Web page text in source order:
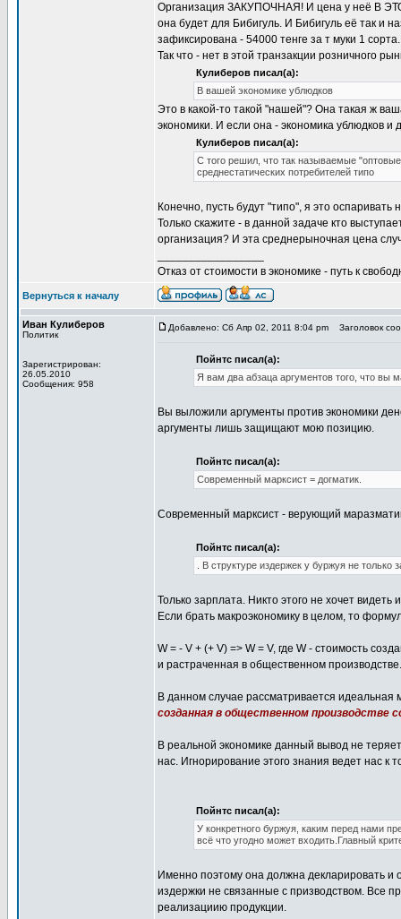
Организация ЗАКУПОЧНАЯ! И цена у неё В
она будет для Бибигуль. И Бибигуль её так и
зафиксирована - 54000 тенге за т муки 1 сорта.
Так что - нет в этой транзакции розничного
Кулиберов писал(а):
В вашей экономике ублюдков
Это в какой-то такой "нашей"? Она такая ж
экономики. И если она - экономика ублюдков и
Кулиберов писал(а):
С того решил, что так называемые
среднестатических потребителей типо
Конечно, пусть будут "типо", я это оспаривать
Только скажите - в данной задаче кто
организация? И эта среднерыночная цена
Отказ от стоимости в экономике - путь к
Вернуться к началу
Иван Кулиберов
Политик
Зарегистрирован:
26.05.2010
Сообщения: 958
Добавлено: Сб Апр 02, 2011 8:04 pm Заголовок
Пойнтс писал(а):
Я вам два абзаца аргументов того, что вы
Вы выложили аргументы против экономики
аргументы лишь защищают мою позицию.
Пойнтс писал(а):
Современный марксист = догматик.
Современный марксист - верующий
Пойнтс писал(а):
. В структуре издержек у буржуя не только
Только зарплата. Никто этого не хочет видеть
Если брать макроэкономику в целом, то
W = - V + (+ V) => W = V, где W - стоимость
и растраченная в общественном производстве.
В данном случае рассматривается идеальная
созданная в общественном
В реальной экономике данный вывод не
нас. Игнорирование этого знания ведет нас к
Пойнтс писал(а):
У конкретного буржуя, каким перед нами
всё что угодно может входить.Главный
Именно поэтому она должна декларировать и
издержки не связанные с призводством. Все
реализациию продукции.